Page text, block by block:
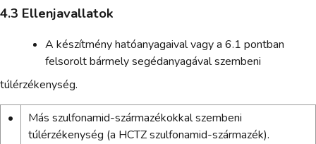
4.3 Ellenjavallatok
A készítmény hatóanyagaival vagy a 6.1 pontban
felsorolt bármely segédanyagával szembeni
túlérzékenység.
•
Más szulfonamid-származékokkal szembeni
túlérzékenység (a HCTZ szulfonamid-származék).